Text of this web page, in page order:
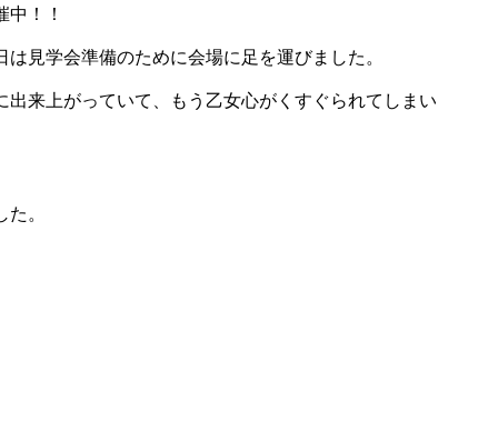
中！！
見学会準備のために会場に足を運びました。
来上がっていて、もう乙女心がくすぐられてしまい
。